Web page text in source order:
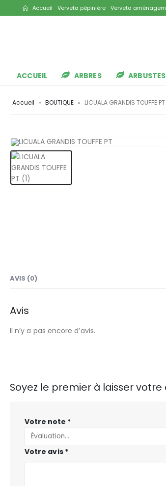
Accueil Verveta pépinière Verveta
ACCUEIL ARBRES ARBUSTES
Accueil » BOUTIQUE » LICUALA GRANDIS TOUFFE PT
AVIS (0)
Avis
Il n’y a pas encore d’avis.
Soyez le premier à laisser votre
Votre note *
Votre avis *